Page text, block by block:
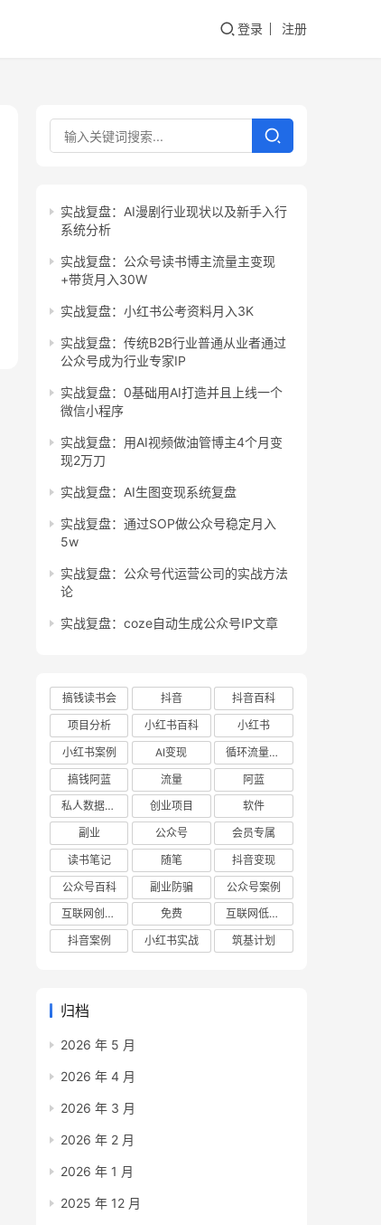
登录 注册
实战复盘：AI漫剧行业现状以及新手入行
系统分析
实战复盘：公众号读书博主流量主变现
+带货月入30W
实战复盘：小红书公考资料月入3K
实战复盘：传统B2B行业普通从业者通过
公众号成为行业专家IP
实战复盘：0基础用AI打造并且上线一个
微信小程序
实战复盘：用AI视频做油管博主4个月变
现2万刀
实战复盘：AI生图变现系统复盘
实战复盘：通过SOP做公众号稳定月入
5w
实战复盘：公众号代运营公司的实战方法
论
实战复盘：coze自动生成公众号IP文章
搞钱读书会 抖音
抖音百科
项目分析
小红书百科
小红书
小红书案例
AI变现
循环流量实验室
搞钱阿蓝
流量
阿蓝
私人数据库项目
创业项目
软件
副业
公众号
会员专属
读书笔记
随笔
抖音变现
公众号百科
副业防骗
公众号案例
互联网创业项目
免费
互联网低成本创业项目
抖音案例
小红书实战 筑基计划
归档
2026 年 5 月
2026 年 4 月
2026 年 3 月
2026 年 2 月
2026 年 1 月
2025 年 12 月